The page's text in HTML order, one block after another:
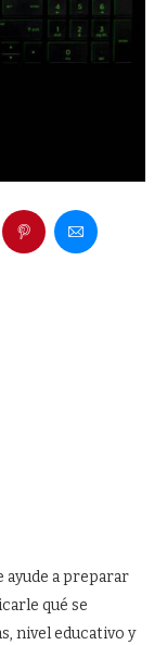
ayude a preparar
qué se
nivel educativo y